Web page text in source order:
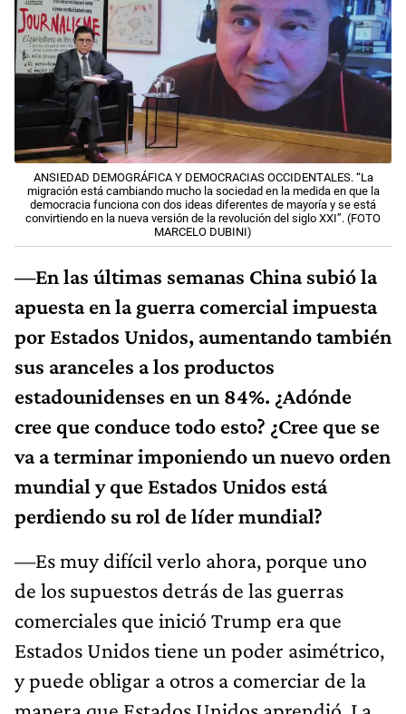
ANSIEDAD DEMOGRÁFICA Y DEMOCRACIAS OCCIDENTALES. “La
migración está cambiando mucho la sociedad en la medida en que la
democracia funciona con dos ideas diferentes de mayoría y se está
convirtiendo en la nueva versión de la revolución del siglo XXI”. (FOTO
MARCELO DUBINI)
—En las últimas semanas China subió la
apuesta en la guerra comercial impuesta
por Estados Unidos, aumentando también
sus aranceles a los productos
estadounidenses en un 84%. ¿Adónde
cree que conduce todo esto? ¿Cree que se
va a terminar imponiendo un nuevo orden
mundial y que Estados Unidos está
perdiendo su rol de líder mundial?
—Es muy difícil verlo ahora, porque uno
de los supuestos detrás de las guerras
comerciales que inició Trump era que
Estados Unidos tiene un poder asimétrico,
y puede obligar a otros a comerciar de la